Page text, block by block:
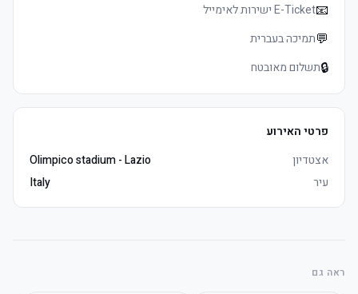
📧E-Ticket ישירות לאימייל
💬תמיכה בעברית
🔒תשלום מאובטח
פרטי האירוע
אצטדיון
Olimpico stadium - Lazio
עיר
Italy
ראה גם